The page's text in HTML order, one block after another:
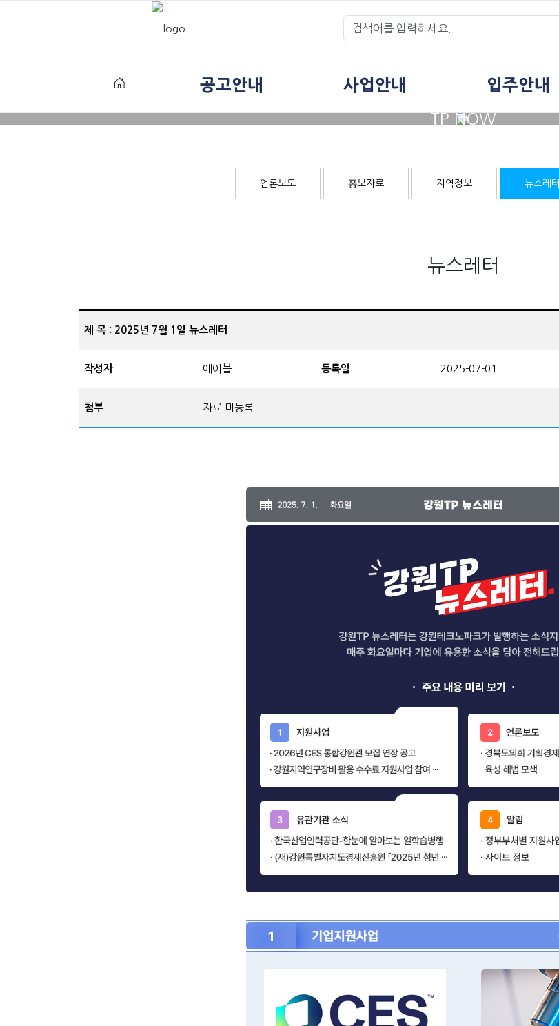
공고안내 사업안내 입주안내
TP NOW
언론보도 홍보자료 지역정보 뉴스레터
뉴스레터
제 목 : 2025년 7월 1일 뉴스레터
작성자 에이블 등록일 2025-07-01
첨부 자료 미등록